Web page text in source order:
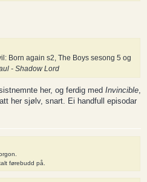
Born again s2, The Boys sesong 5 og
- Shadow Lord
her, og ferdig med Invincible,
her sjølv, snart. Ei handfull episodar
førebudd på.